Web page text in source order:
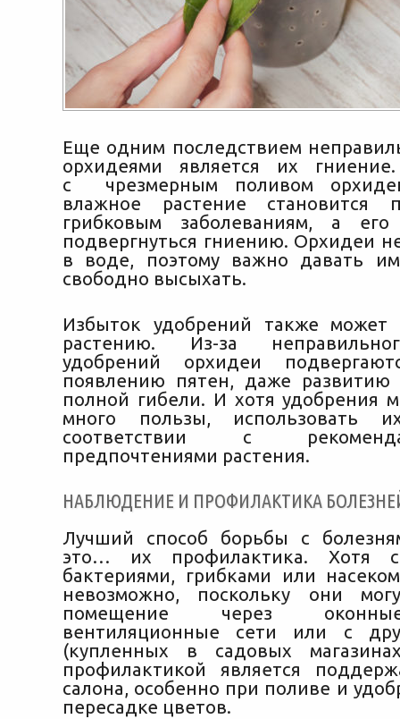
Еще одним последствием
орхидеями является их
с чрезмерным поливом
влажное растение становится
грибковым заболеваниям, а
подвергнуться гниению. Орхидеи
в воде, поэтому важно давать
свободно высыхать.
Избыток удобрений также может
растению. Из-за
удобрений орхидеи
появлению пятен, даже развитию
полной гибели. И хотя удобрения
много пользы, использовать
соответствии с
предпочтениями растения.
НАБЛЮДЕНИЕ И ПРОФИЛАКТИКА
Лучший способ борьбы с
это… их профилактика. Хотя
бактериями, грибками или
невозможно, поскольку они
помещение через
вентиляционные сети или с
(купленных в садовых
профилактикой является
салона, особенно при поливе и
пересадке цветов.